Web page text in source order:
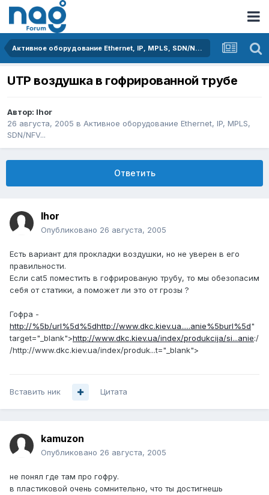
Активное оборудование Ethernet, IP, MPLS, SDN/NFV...
UTP воздушка в гофрированной трубе
Автор: Ihor
26 августа, 2005 в Активное оборудование Ethernet, IP, MPLS,
SDN/NFV...
Ответить
Ihor
Опубликовано 26 августа, 2005
Есть вариант для прокладки воздушки, но не уверен в его
правильности.
Если cat5 поместить в гофрированую трубу, то мы обезопасим
себя от статики, а поможет ли это от грозы ?
Гофра -
http://%5b/url%5d%5dhttp://www.dkc.kiev.ua.....anie%5burl%5d"
target="_blank">http://www.dkc.kiev.ua/index/produkcija/si...anie:/
/http://www.dkc.kiev.ua/index/produk...t="_blank">
Вставить ник Цитата
kamuzon
Опубликовано 26 августа, 2005
не понял где там про гофру.
в пластиковой очень сомнительно, что ты достигнешь